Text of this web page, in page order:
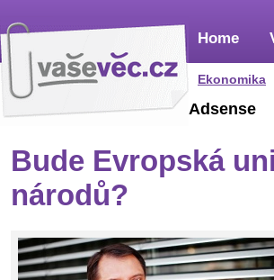
Home
Ekonomika
Adsense
Bude Evropská
národů?